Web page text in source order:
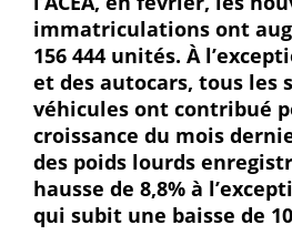
immatriculations ont
156 444 unités. À
et des autocars, tous les
véhicules ont contribué
croissance du mois
des poids lourds
hausse de 8,8% à
qui subit une baisse de